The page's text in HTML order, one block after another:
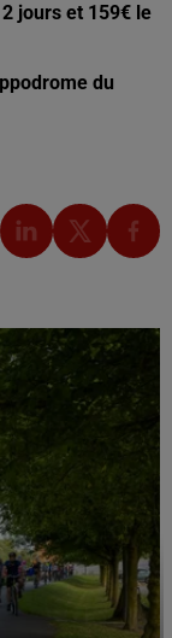
jours et 159€ le
du